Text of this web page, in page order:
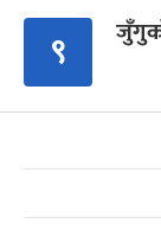
९